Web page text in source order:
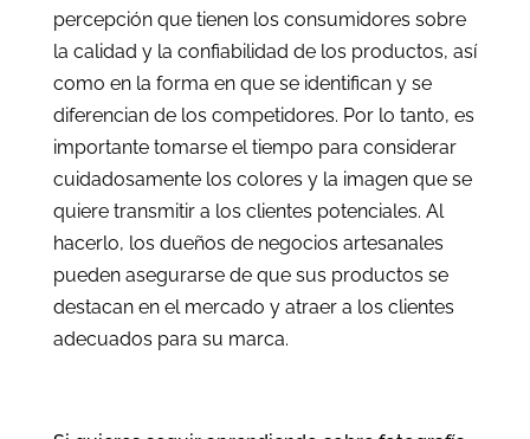
percepción que tienen los consumidores sobre
la calidad y la confiabilidad de los productos, así
como en la forma en que se identifican y se
diferencian de los competidores. Por lo tanto, es
importante tomarse el tiempo para considerar
cuidadosamente los colores y la imagen que se
quiere transmitir a los clientes potenciales. Al
hacerlo, los dueños de negocios artesanales
pueden asegurarse de que sus productos se
destacan en el mercado y atraer a los clientes
adecuados para su marca.